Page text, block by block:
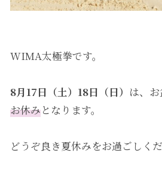
WIMA太極拳です。
8月17日（土）18日（日） は、
お休みとなります。
どうぞ良き夏休みをお過ごしくだ